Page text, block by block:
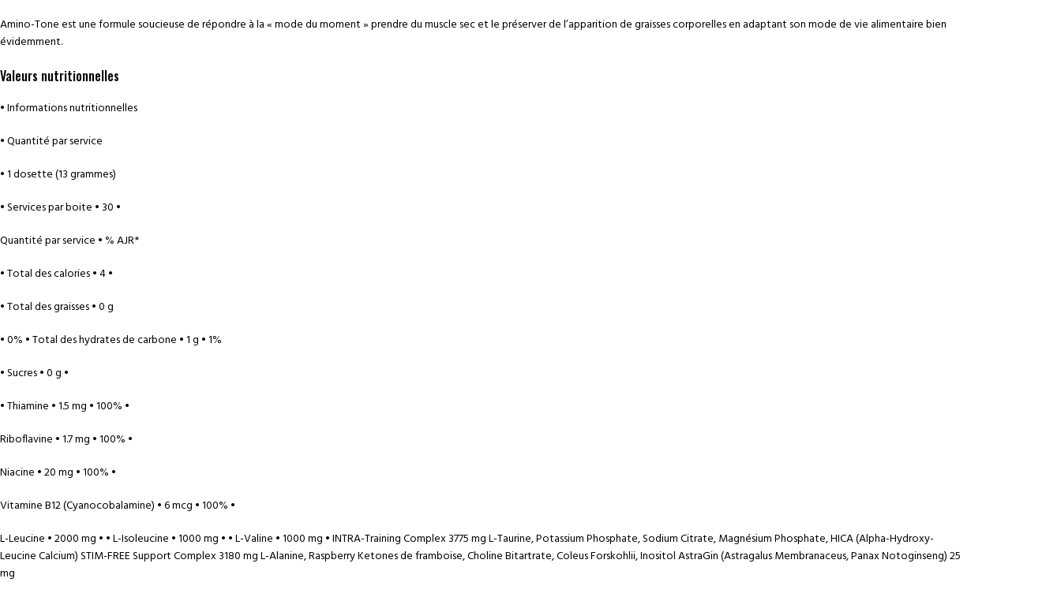
Amino-Tone est une formule soucieuse de répondre à la « mode du moment » prendre du muscle sec et le préserver de l’apparition de graisses corporelles en adaptant son mode de vie alimentaire bien
évidemment.
Valeurs nutritionnelles
• Informations nutritionnelles
• Quantité par service
• 1 dosette (13 grammes)
• Services par boite • 30 •
Quantité par service • % AJR*
• Total des calories • 4 •
• Total des graisses • 0 g
• 0% • Total des hydrates de carbone • 1 g • 1%
• Sucres • 0 g •
• Thiamine • 1.5 mg • 100% •
Riboflavine • 1.7 mg • 100% •
Niacine • 20 mg • 100% •
Vitamine B12 (Cyanocobalamine) • 6 mcg • 100% •
L-Leucine • 2000 mg • • L-Isoleucine • 1000 mg • • L-Valine • 1000 mg • INTRA-Training Complex 3775 mg L-Taurine, Potassium Phosphate, Sodium Citrate, Magnésium Phosphate, HICA (Alpha-Hydroxy-
Leucine Calcium) STIM-FREE Support Complex 3180 mg L-Alanine, Raspberry Ketones de framboise, Choline Bitartrate, Coleus Forskohlii, Inositol AstraGin (Astragalus Membranaceus, Panax Notoginseng) 25
mg